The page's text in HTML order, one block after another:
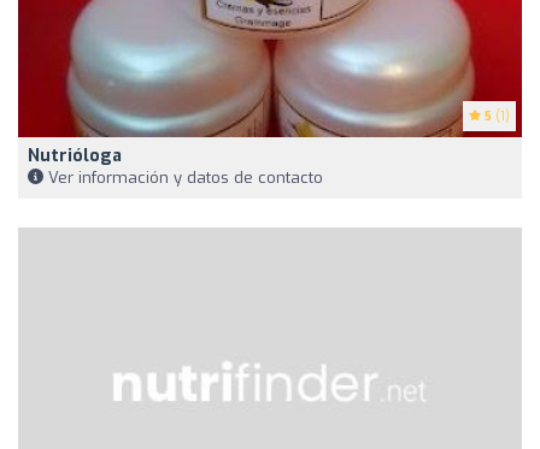
5 (1)
Nutrióloga
Ver información y datos de contacto